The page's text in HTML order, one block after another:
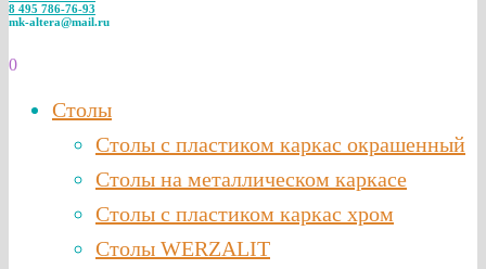
8 495 786-76-93
mk-altera@mail.ru
0
Столы
Столы с пластиком каркас окрашенный
Столы на металлическом каркасе
Столы с пластиком каркас хром
Столы WERZALIT